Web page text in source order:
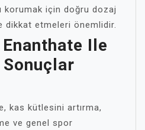
korumak için doğru dozaj
dikkat etmeleri önemlidir.
Ile
kas kütlesini artırma,
ve genel spor